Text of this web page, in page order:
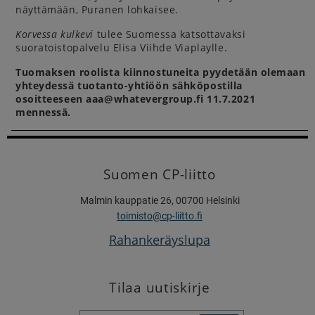
näyttämään, Puranen lohkaisee.
Korvessa kulkevi tulee Suomessa katsottavaksi
suoratoistopalvelu Elisa Viihde Viaplaylle.
Tuomaksen roolista kiinnostuneita pyydetään olemaan
yhteydessä tuotanto-yhtiöön sähköpostilla
osoitteeseen aaa@whatevergroup.fi 11.7.2021
mennessä.
Suomen CP-liitto
Malmin kauppatie 26, 00700 Helsinki
toimisto@cp-liitto.fi
Rahankeräyslupa
Tilaa uutiskirje